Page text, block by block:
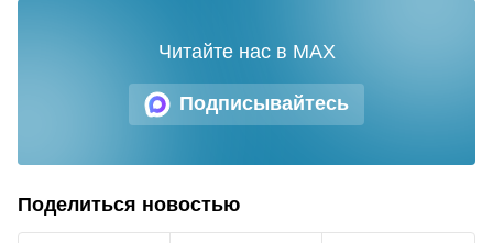
Подписывайтесь
Читайте нас в MAX
Поделиться новостью